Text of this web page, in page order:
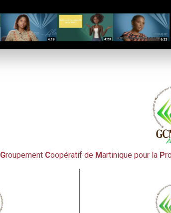
Groupement Coopératif de Martinique pour la P